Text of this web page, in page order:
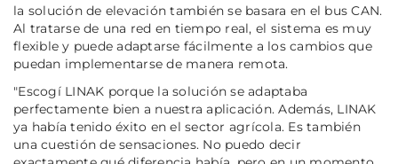
la solución de elevación también se basara en el bus CAN.
Al tratarse de una red en tiempo real, el sistema es muy
flexible y puede adaptarse fácilmente a los cambios que
puedan implementarse de manera remota.
"Escogí LINAK porque la solución se adaptaba
perfectamente bien a nuestra aplicación. Además, LINAK
ya había tenido éxito en el sector agrícola. Es también
una cuestión de sensaciones. No puedo decir